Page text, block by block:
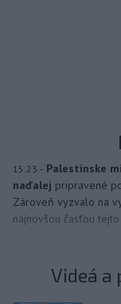
15:23 - Palestínske
naďalej pripravené
Zároveň vyzvalo na
najnovšou časťou
Videá a